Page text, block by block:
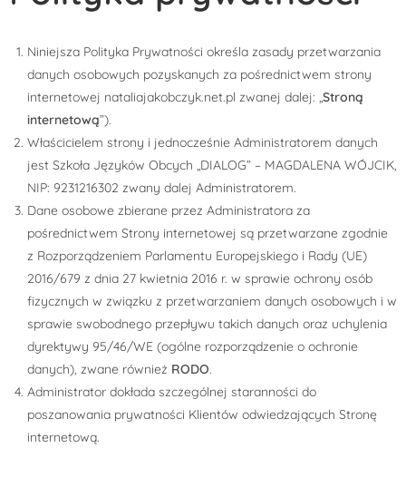
Niniejsza Polityka Prywatności określa zasady przetwarzania
danych osobowych pozyskanych za pośrednictwem strony
internetowej nataliajakobczyk.net.pl zwanej dalej: „Stroną
internetową”).
Właścicielem strony i jednocześnie Administratorem danych
jest Szkoła Języków Obcych „DIALOG” – MAGDALENA WÓJCIK,
NIP: 9231216302 zwany dalej Administratorem.
Dane osobowe zbierane przez Administratora za
pośrednictwem Strony internetowej są przetwarzane zgodnie
z Rozporządzeniem Parlamentu Europejskiego i Rady (UE)
2016/679 z dnia 27 kwietnia 2016 r. w sprawie ochrony osób
fizycznych w związku z przetwarzaniem danych osobowych i w
sprawie swobodnego przepływu takich danych oraz uchylenia
dyrektywy 95/46/WE (ogólne rozporządzenie o ochronie
danych), zwane również RODO.
Administrator dokłada szczególnej staranności do
poszanowania prywatności Klientów odwiedzających Stronę
internetową.